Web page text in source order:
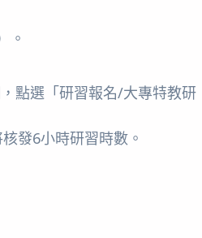
。
點選「研習報名/大專特教研
發6小時研習時數。